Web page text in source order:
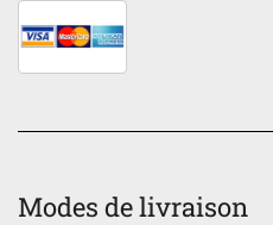
Modes de livraison